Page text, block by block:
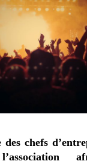
des chefs